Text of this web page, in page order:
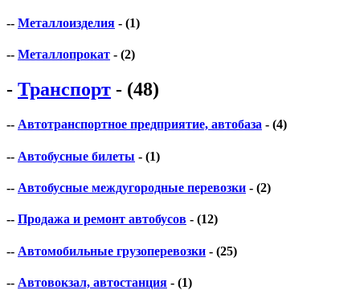
-- Металлоизделия - (1)
-- Металлопрокат - (2)
- Транспорт - (48)
-- Автотранспортное предприятие, автобаза - (4)
-- Автобусные билеты - (1)
-- Автобусные междугородные перевозки - (2)
-- Продажа и ремонт автобусов - (12)
-- Автомобильные грузоперевозки - (25)
-- Автовокзал, автостанция - (1)